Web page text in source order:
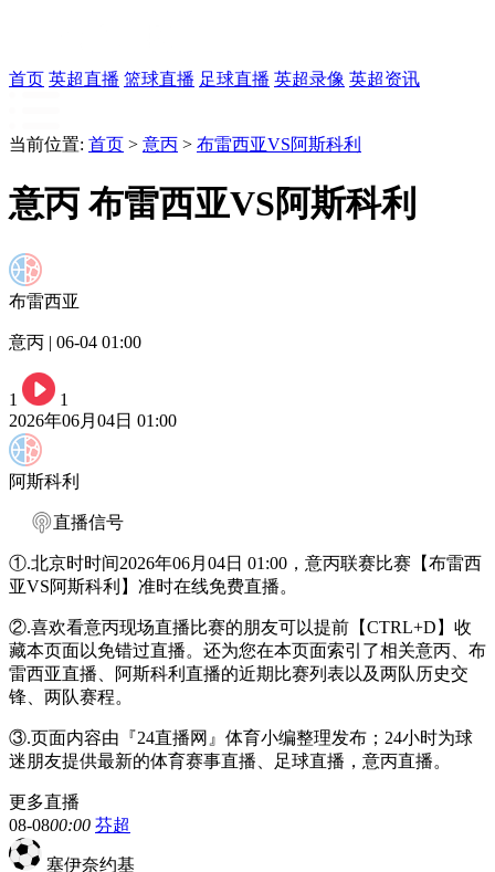
首页 英超直播 篮球直播 足球直播 英超录像 英超资讯
当前位置: 首页 > 意丙 > 布雷西亚VS阿斯科利
意丙 布雷西亚VS阿斯科利
布雷西亚
意丙 | 06-04 01:00
1
1
2026年06月04日 01:00
阿斯科利
直播信号
①.北京时时间2026年06月04日 01:00，意丙联赛比赛【布雷西
亚VS阿斯科利】准时在线免费直播。
②.喜欢看意丙现场直播比赛的朋友可以提前【CTRL+D】收
藏本页面以免错过直播。还为您在本页面索引了相关意丙、布
雷西亚直播、阿斯科利直播的近期比赛列表以及两队历史交
锋、两队赛程。
③.页面内容由『24直播网』体育小编整理发布；24小时为球
迷朋友提供最新的体育赛事直播、足球直播，意丙直播。
更多直播
08-0800:00 芬超
塞伊奈约基